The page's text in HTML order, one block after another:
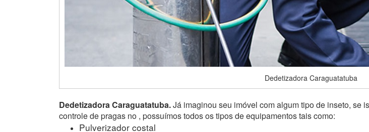
Dedetizadora Caraguatatuba
Dedetizadora Caraguatatuba.Já imaginou seu imóvel com algum tipo de inseto, se
controle de pragas no , possuímos todos os tipos de equipamentos tais como:
Pulverizador costal